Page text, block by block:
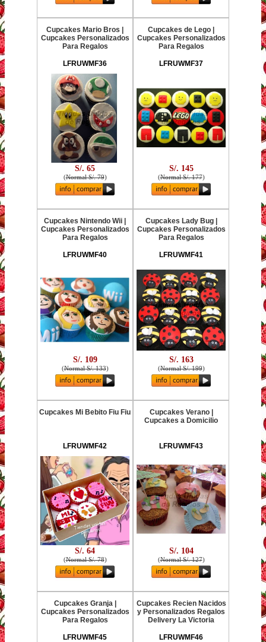
Cupcakes Mario Bros |
Cupcakes Personalizados
Para Regalos
LFRUWMF36
S/. 65
(Normal S/. 79)
Cupcakes de Lego |
Cupcakes Personalizados
Para Regalos
LFRUWMF37
S/. 145
(Normal S/. 177)
Cupcakes Nintendo Wii |
Cupcakes Personalizados
Para Regalos
LFRUWMF40
S/. 109
(Normal S/. 133)
Cupcakes Lady Bug |
Cupcakes Personalizados
Para Regalos
LFRUWMF41
S/. 163
(Normal S/. 199)
Cupcakes Mi Bebito Fiu Fiu
LFRUWMF42
S/. 64
(Normal S/. 78)
Cupcakes Verano |
Cupcakes a Domicilio
LFRUWMF43
S/. 104
(Normal S/. 127)
Cupcakes Granja |
Cupcakes Personalizados
Para Regalos
LFRUWMF45
Cupcakes Recien Nacidos
y Personalizados Regalos
Delivery La Victoria
LFRUWMF46